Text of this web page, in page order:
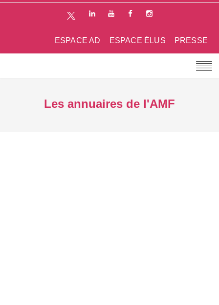
PRESSE
ESPACE ÉLUS
ESPACE AD
Les annuaires de l'AMF